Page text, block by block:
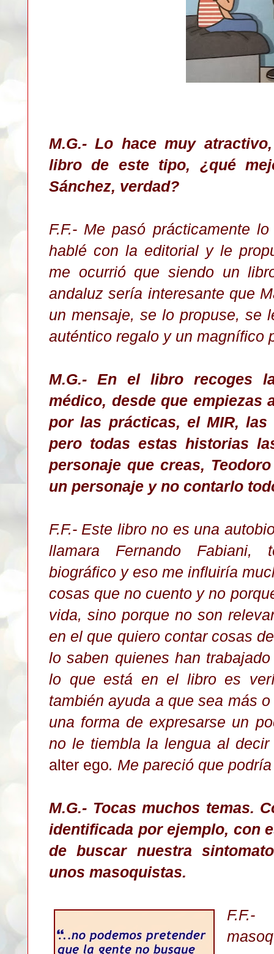
M.G.- Lo hace muy
libro de este tipo, ¿qué
Sánchez, verdad?
F.F.- Me pasó prácticamente
hablé con la editorial y le
me ocurrió que siendo un
andaluz sería interesante que
un mensaje, se lo propuse, se
auténtico regalo y un magnífico
M.G.- En el libro recoges
médico, desde que empiezas
por las prácticas, el MIR, las
pero todas estas historias
personaje que creas,
un personaje y no contarlo
F.F.- Este libro no es una
llamara Fernando Fabiani,
biográfico y eso me influiría
cosas que no cuento y no
vida, sino porque no son
en el que quiero contar cosas
lo saben quienes han
lo que está en el libro es
también ayuda a que sea más
una forma de expresarse un
no le tiembla la lengua al
alter ego. Me pareció que
M.G.- Tocas muchos temas.
identificada por ejemplo, con
de buscar nuestra
unos masoquistas.